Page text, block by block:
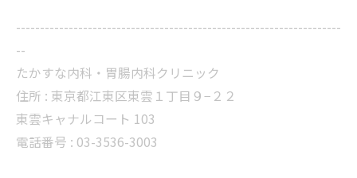
--------------------------------------------------------------------
--
たかすな内科・胃腸内科クリニック
住所 : 東京都江東区東雲１丁目９−２２
東雲キャナルコート 103
電話番号 : 03-3536-3003